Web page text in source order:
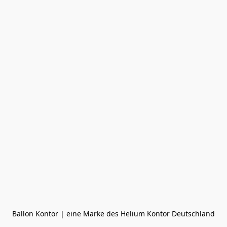
Ballon Kontor | eine Marke des Helium Kontor Deutschland